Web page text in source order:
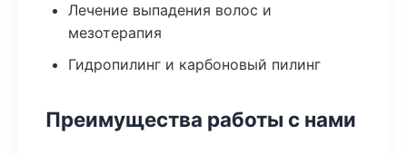
Лечение выпадения волос и
мезотерапия
Гидропилинг и карбоновый пилинг
Преимущества работы с нами